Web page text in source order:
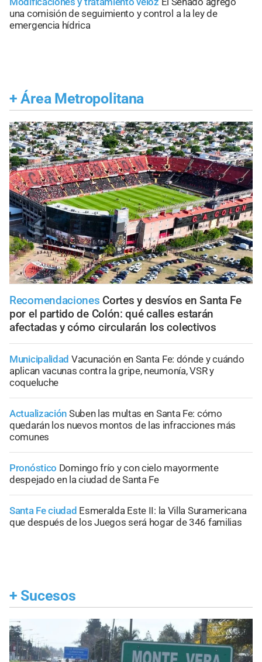
una comisión de seguimiento y control a la ley de
emergencia hídrica
+ Área Metropolitana
Recomendaciones Cortes y desvíos en Santa Fe
por el partido de Colón: qué calles estarán
afectadas y cómo circularán los colectivos
Municipalidad Vacunación en Santa Fe: dónde y cuándo
aplican vacunas contra la gripe, neumonía, VSR y
coqueluche
Actualización Suben las multas en Santa Fe: cómo
quedarán los nuevos montos de las infracciones más
comunes
Pronóstico Domingo frío y con cielo mayormente
despejado en la ciudad de Santa Fe
Santa Fe ciudad Esmeralda Este II: la Villa Suramericana
que después de los Juegos será hogar de 346 familias
+ Sucesos